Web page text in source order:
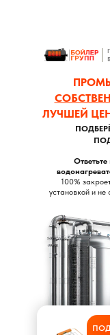
100%
установкой и не
ЛУЧШЕЙ